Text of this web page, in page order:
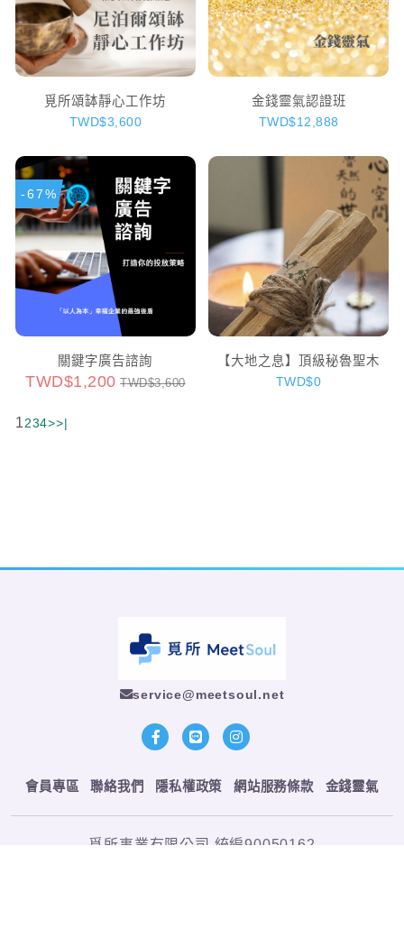
覓所頌缽靜心工作坊
TWD$3,600
金錢靈氣認證班
TWD$12,888
-67%
關鍵字廣告諮詢
TWD$1,200 TWD$3,600
【大地之息】頂級秘魯聖木
TWD$0
1234>>|
service@meetsoul.net
會員專區 聯絡我們 隱私權政策 網站服務條款 金錢靈氣
覓所事業有限公司 統編90050162